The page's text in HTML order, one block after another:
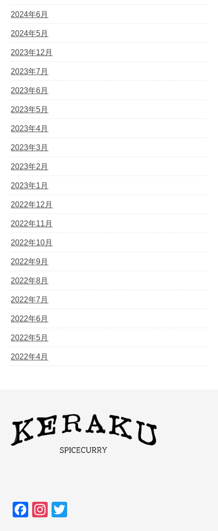
2024年6月
2024年5月
2023年12月
2023年7月
2023年6月
2023年5月
2023年4月
2023年3月
2023年2月
2023年1月
2022年12月
2022年11月
2022年10月
2022年9月
2022年8月
2022年7月
2022年6月
2022年5月
2022年4月
F
In